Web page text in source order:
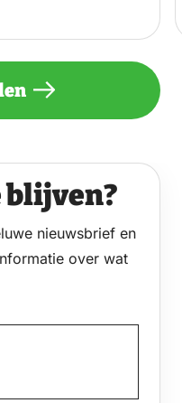
blijven?
nieuwsbrief en
over wat